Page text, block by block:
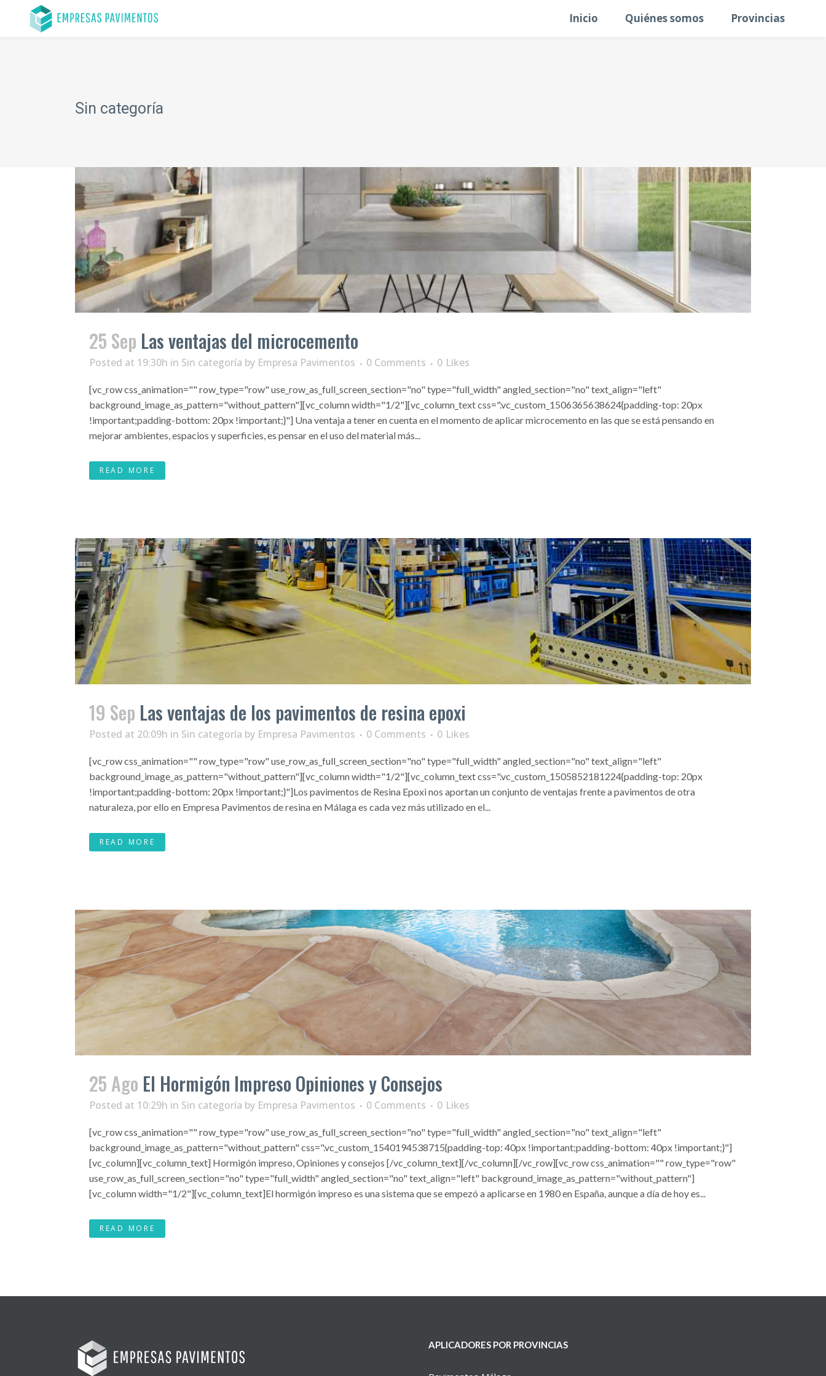
Inicio Quiénes somos Provincias
Sin categoría
25 Sep Las ventajas del microcemento
Posted at 19:30h in Sin categoría by Empresa Pavimentos 0 Comments 0 Likes
[vc_row css_animation="" row_type="row" use_row_as_full_screen_section="no" type="full_width" angled_section="no" text_align="left"
background_image_as_pattern="without_pattern"][vc_column width="1/2"][vc_column_text css=".vc_custom_1506365638624{padding-top: 20px
!important;padding-bottom: 20px !important;}"] Una ventaja a tener en cuenta en el momento de aplicar microcemento en las que se está pensando en
mejorar ambientes, espacios y superficies, es pensar en el uso del material más...
READ MORE
19 Sep Las ventajas de los pavimentos de resina epoxi
Posted at 20:09h in Sin categoría by Empresa Pavimentos 0 Comments 0 Likes
[vc_row css_animation="" row_type="row" use_row_as_full_screen_section="no" type="full_width" angled_section="no" text_align="left"
background_image_as_pattern="without_pattern"][vc_column width="1/2"][vc_column_text css=".vc_custom_1505852181224{padding-top: 20px
!important;padding-bottom: 20px !important;}"]Los pavimentos de Resina Epoxi nos aportan un conjunto de ventajas frente a pavimentos de otra
naturaleza, por ello en Empresa Pavimentos de resina en Málaga es cada vez más utilizado en el...
READ MORE
25 Ago El Hormigón Impreso Opiniones y Consejos
Posted at 10:29h in Sin categoría by Empresa Pavimentos 0 Comments 0 Likes
[vc_row css_animation="" row_type="row" use_row_as_full_screen_section="no" type="full_width" angled_section="no" text_align="left"
background_image_as_pattern="without_pattern" css=".vc_custom_1540194538715{padding-top: 40px !important;padding-bottom: 40px !important;}"]
[vc_column][vc_column_text] Hormigón impreso, Opiniones y consejos [/vc_column_text][/vc_column][/vc_row][vc_row css_animation="" row_type="row"
use_row_as_full_screen_section="no" type="full_width" angled_section="no" text_align="left" background_image_as_pattern="without_pattern"]
[vc_column width="1/2"][vc_column_text]El hormigón impreso es una sistema que se empezó a aplicarse en 1980 en España, aunque a día de hoy es...
READ MORE
APLICADORES POR PROVINCIAS